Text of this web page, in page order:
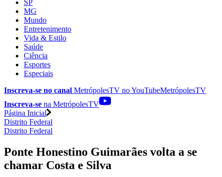
SP
MG
Mundo
Entretenimento
Vida & Estilo
Saúde
Ciência
Esportes
Especiais
Inscreva-se no canal MetrópolesTV noYouTubeMetrópolesTV
Inscreva-se na MetrópolesTV
Página Inicial
Distrito Federal
Distrito Federal
Ponte Honestino Guimarães volta a se
chamar Costa e Silva